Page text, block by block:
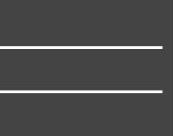
@REALDONALDTRUMP